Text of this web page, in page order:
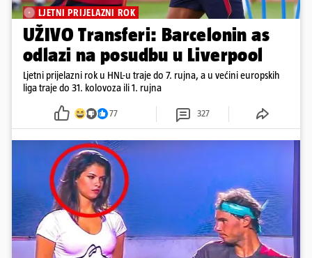
LJETNI PRIJELAZNI ROK
UŽIVO Transferi: Barcelonin as
odlazi na posudbu u Liverpool
Ljetni prijelazni rok u HNL-u traje do 7. rujna, a u većini europskih
liga traje do 31. kolovoza ili 1. rujna
77 327